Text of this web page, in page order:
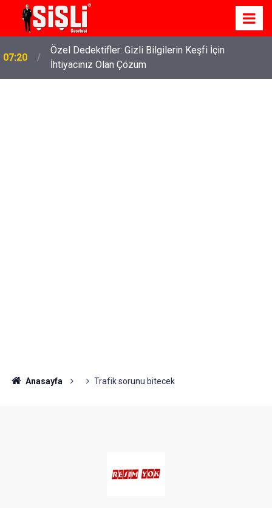
07:15
İskele'de Kiralık Daire Seçenekleriyle Konforlu Bir
Yaşam
Anasayfa Trafik sorunu bitecek